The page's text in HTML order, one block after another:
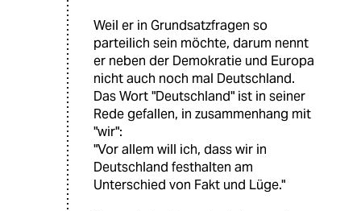
Weil er in Grundsatzfragen so
parteilich sein möchte, darum nennt
er neben der Demokratie und Europa
nicht auch noch mal Deutschland.
Das Wort "Deutschland" ist in seiner
Rede gefallen, in zusammenhang mit
"wir":
"Vor allem will ich, dass wir in
Deutschland festhalten am
Unterschied von Fakt und Lüge."